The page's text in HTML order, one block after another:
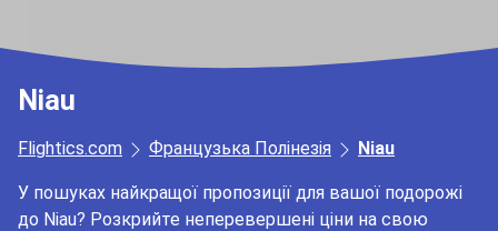
Niau
Flightics.com Французька Полінезія Niau
У пошуках найкращої пропозиції для вашої подорожі
до Niau? Розкрийте неперевершені ціни на свою